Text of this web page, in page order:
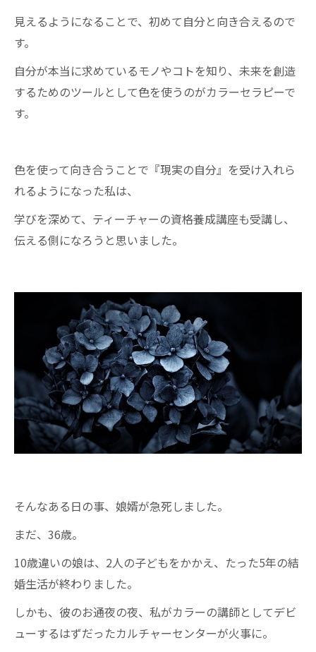
見えるようになることで、初めて自分と向き合えるので
す。
自分が本当に求めているモノやコトを知り、未来を創造
するためのツールとして色を使うのがカラーセラピーで
す。
色を使って向き合うことで『現実の自分』を受け入れら
れるようになった私は、
学びを深めて、ティーチャーの資格養成講座も受講し、
伝える側になろうと思いました。
そんなある日の事、娘婿が急死しました。
まだ、36歳。
10歳違いの娘は、2人の子どもをかかえ、たった5年の結
婚生活が終わりました。
しかも、彼のお通夜の夜、私がカラーの講師としてデビ
ューするはずだったカルチャーセンターが火事に。